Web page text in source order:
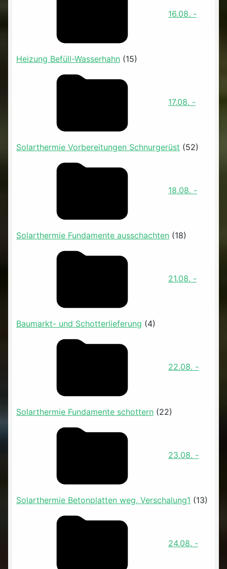
16.08. -
Heizung Befüll-Wasserhahn (15)
17.08. -
Solarthermie Vorbereitungen Schnurgerüst (52)
18.08. -
Solarthermie Fundamente ausschachten (18)
21.08. -
Baumarkt- und Schotterlieferung (4)
22.08. -
Solarthermie Fundamente schottern (22)
23.08. -
Solarthermie Betonplatten weg, Verschalung1 (13)
24.08. -